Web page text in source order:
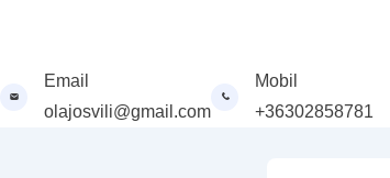
Email
olajosvili@gmail.com
Mobil
+36302858781